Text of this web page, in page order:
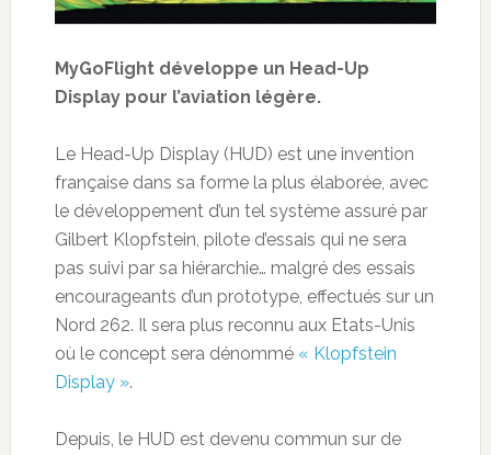
MyGoFlight développe un Head-Up
Display pour l’aviation légère.
Le Head-Up Display (HUD) est une invention
française dans sa forme la plus élaborée, avec
le développement d’un tel système assuré par
Gilbert Klopfstein, pilote d’essais qui ne sera
pas suivi par sa hiérarchie… malgré des essais
encourageants d’un prototype, effectués sur un
Nord 262. Il sera plus reconnu aux Etats-Unis
où le concept sera dénommé « Klopfstein
Display ».
Depuis, le HUD est devenu commun sur de